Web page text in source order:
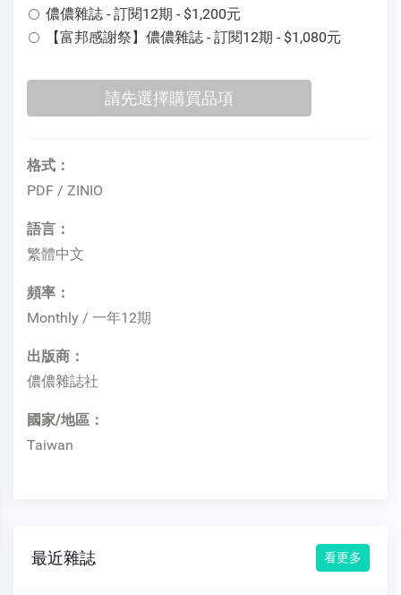
儂儂雜誌 - 訂閱12期 - $1,200元
【富邦感謝祭】儂儂雜誌 - 訂閱12期 - $1,080元
格式：
PDF / ZINIO
語言：
繁體中文
頻率：
Monthly / 一年12期
出版商：
儂儂雜誌社
國家/地區：
Taiwan
最近雜誌 看更多